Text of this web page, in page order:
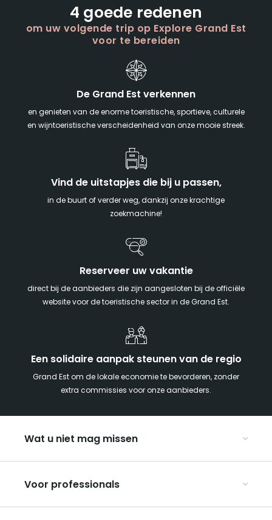
4 goede redenen
om uw volgende trip op Explore Grand Est
voor te bereiden
De Grand Est verkennen
en genieten van de enorme toeristische, sportieve, culturele
en wijntoeristische verscheidenheid van onze mooie streek.
Vind de uitstapjes die bij u passen,
in de buurt of verder weg, dankzij onze krachtige
zoekmachine!
Reserveer uw vakantie
direct bij de aanbieders die zijn aangesloten bij de officiële
website voor de toeristische sector in de Grand Est.
Een solidaire aanpak steunen van de regio
Grand Est om de lokale economie te bevorderen, zonder
extra commissies voor onze aanbieders.
Wat u niet mag missen
Met z’n tweeën
Kerst in Oost-Frankrijk
Voor professionals